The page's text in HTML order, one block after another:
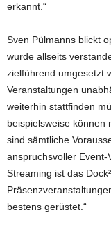
erkannt.“
Sven Pülmanns blickt
wurde allseits
zielführend umgesetzt
Veranstaltungen
weiterhin stattfinden
beispielsweise können
sind sämtliche
anspruchsvoller
Streaming ist das
bestens gerüstet.“